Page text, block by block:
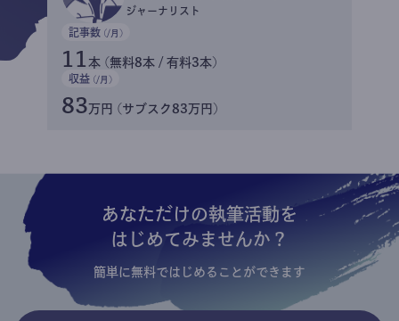
ジャーナリスト
記事数 (/月)
11 本 (無料8本 / 有料3本)
収益 (/月)
83万円 (サブスク83万円)
あなただけの執筆活動を
はじめてみませんか？
簡単に無料ではじめることができます